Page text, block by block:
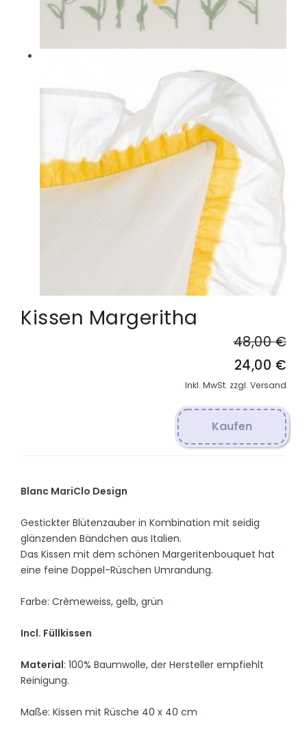
Kissen Margeritha
48,00 €
24,00 €
Inkl. MwSt. zzgl. Versand
Kaufen
Blanc MariClo Design
Gestickter Blütenzauber in Kombination mit seidig
glänzenden Bändchen aus Italien.
Das Kissen mit dem schönen Margeritenbouquet hat
eine feine Doppel-Rüschen Umrandung.
Farbe: Crèmeweiss, gelb, grün
Incl. Füllkissen
Material: 100% Baumwolle, der Hersteller empfiehlt
Reinigung.
Maße: Kissen mit Rüsche 40 x 40 cm